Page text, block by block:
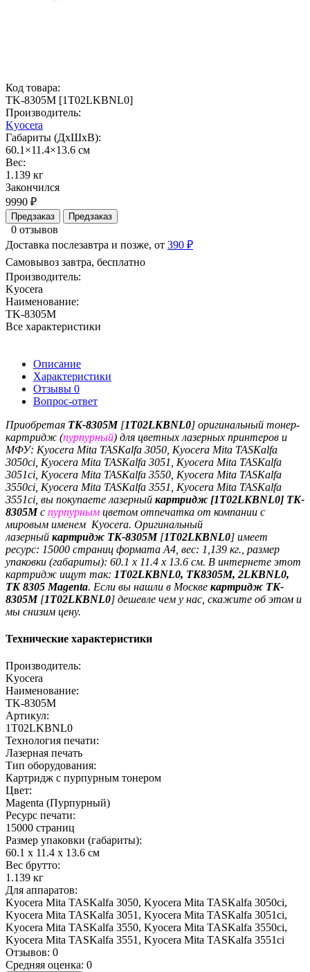
Код товара:
TK-8305M [1T02LKBNL0]
Производитель:
Kyocera
Габариты (ДхШхВ):
60.1×11.4×13.6 см
Вес:
1.139 кг
Закончился
9990 ₽
Предзаказ Предзаказ
0 отзывов
Доставка послезавтра и позже, от 390 ₽
Самовывоз завтра, бесплатно
Производитель:
Kyocera
Наименование:
TK-8305M
Все характеристики
Описание
Характеристики
Отзывы 0
Вопрос-ответ
Приобретая TK-8305M[1T02LKBNL0] оригинальный тонер-
картридж (пурпурный) для цветных лазерных принтеров и
МФУ: Kyocera Mita TASKalfa 3050, Kyocera Mita TASKalfa
3050ci, Kyocera Mita TASKalfa 3051, Kyocera Mita TASKalfa
3051ci, Kyocera Mita TASKalfa 3550, Kyocera Mita TASKalfa
3550ci, Kyocera Mita TASKalfa 3551, Kyocera Mita TASKalfa
3551ci, вы покупаете лазерный картридж [1T02LKBNL0] TK-
8305Mс пурпурным цветом отпечатка от компании с
мировым именем Kyocera. Оригинальный
лазерный картридж TK-8305M[1T02LKBNL0] имеет
ресурс: 15000 страниц формата A4, вес: 1,139 кг., размер
упаковки (габариты): 60.1 x 11.4 x 13.6 см. В интернете этот
картридж ищут так: 1T02LKBNL0, TK8305M, 2LKBNL0,
TK 8305 Magenta. Если вы нашли в Москве картридж TK-
8305M[1T02LKBNL0] дешевле чем у нас, скажите об этом и
мы снизим цену.
Технические характеристики
Производитель:
Kyocera
Наименование:
TK-8305M
Артикул:
1T02LKBNL0
Технология печати:
Лазерная печать
Тип оборудования:
Картридж с пурпурным тонером
Цвет:
Magenta (Пурпурный)
Ресурс печати:
15000 страниц
Размер упаковки (габариты):
60.1 x 11.4 x 13.6 см
Вес брутто:
1.139 кг
Для аппаратов:
Kyocera Mita TASKalfa 3050, Kyocera Mita TASKalfa 3050ci,
Kyocera Mita TASKalfa 3051, Kyocera Mita TASKalfa 3051ci,
Kyocera Mita TASKalfa 3550, Kyocera Mita TASKalfa 3550ci,
Kyocera Mita TASKalfa 3551, Kyocera Mita TASKalfa 3551ci
Отзывов: 0
Средняя оценка: 0